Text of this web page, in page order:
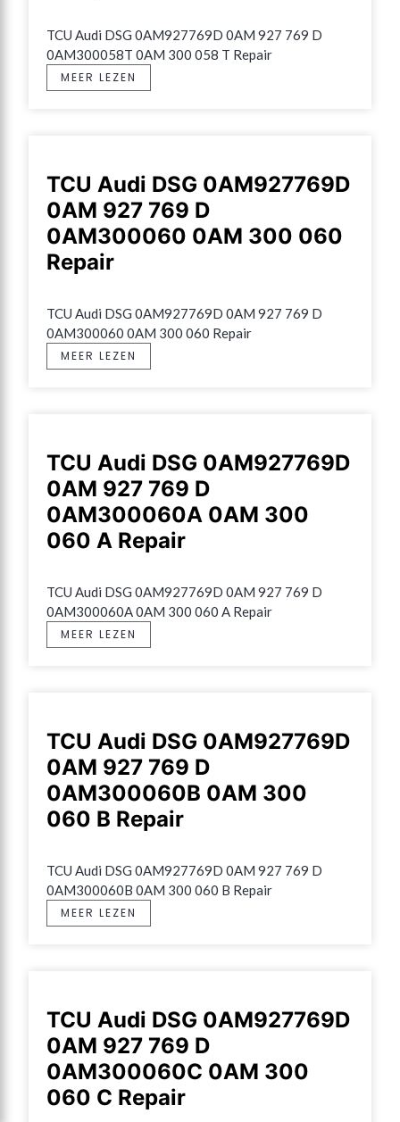
TCU Audi DSG 0AM927769D 0AM 927 769 D
0AM300058T 0AM 300 058 T Repair
MEER LEZEN
TCU Audi DSG 0AM927769D
0AM 927 769 D
0AM300060 0AM 300 060
Repair
TCU Audi DSG 0AM927769D 0AM 927 769 D
0AM300060 0AM 300 060 Repair
MEER LEZEN
TCU Audi DSG 0AM927769D
0AM 927 769 D
0AM300060A 0AM 300
060 A Repair
TCU Audi DSG 0AM927769D 0AM 927 769 D
0AM300060A 0AM 300 060 A Repair
MEER LEZEN
TCU Audi DSG 0AM927769D
0AM 927 769 D
0AM300060B 0AM 300
060 B Repair
TCU Audi DSG 0AM927769D 0AM 927 769 D
0AM300060B 0AM 300 060 B Repair
MEER LEZEN
TCU Audi DSG 0AM927769D
0AM 927 769 D
0AM300060C 0AM 300
060 C Repair